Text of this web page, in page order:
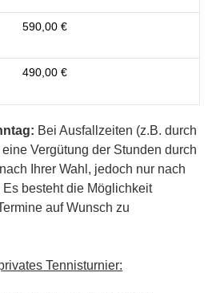
590,00 €
490,00 €
Bei Ausfallzeiten (z.B. durch
Vergütung der Stunden durch
Ihrer Wahl, jedoch nur nach
besteht die Möglichkeit
auf Wunsch zu
Tennisturnier: